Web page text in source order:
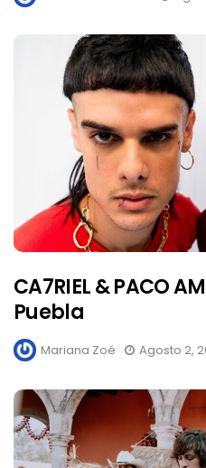
CA7RIEL & PACO
Puebla
Mariana Zoé Agosto 2,